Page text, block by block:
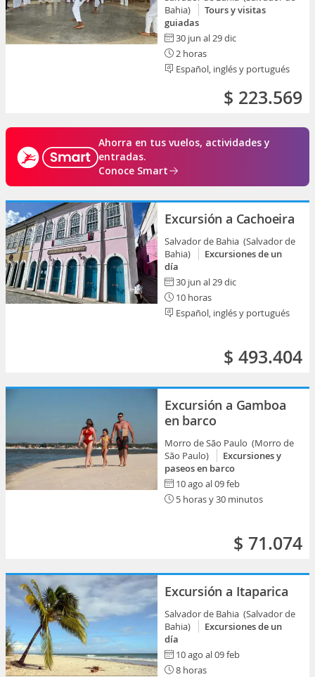
Bahia)
Tours y visitas
guiadas
30 jun al 29 dic
2 horas
Español, inglés y portugués
$ 223.569
Ahorra en tus vuelos, actividades y
entradas.
Conoce Smart
Excursión a Cachoeira
Salvador de Bahia (Salvador de
Bahia)
Excursiones de un
día
30 jun al 29 dic
10 horas
Español, inglés y portugués
$ 493.404
Excursión a Gamboa
en barco
Morro de São Paulo (Morro de
São Paulo)
Excursiones y
paseos en barco
10 ago al 09 feb
5 horas y 30 minutos
$ 71.074
Excursión a Itaparica
Salvador de Bahia (Salvador de
Bahia)
Excursiones de un
día
10 ago al 09 feb
8 horas